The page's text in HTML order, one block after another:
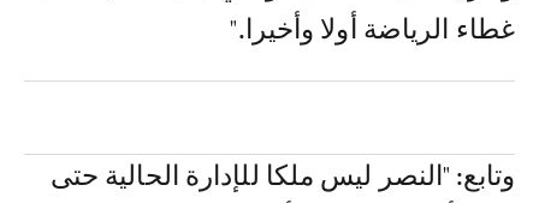
غطاء الرياضة أولا وأخيرا."
وتابع: "النصر ليس ملكا للإدارة الحالية حتى